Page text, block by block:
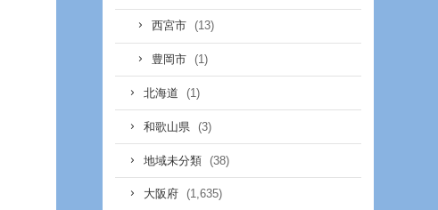
西宮市 (13)
豊岡市 (1)
北海道 (1)
和歌山県 (3)
地域未分類 (38)
大阪府 (1,635)